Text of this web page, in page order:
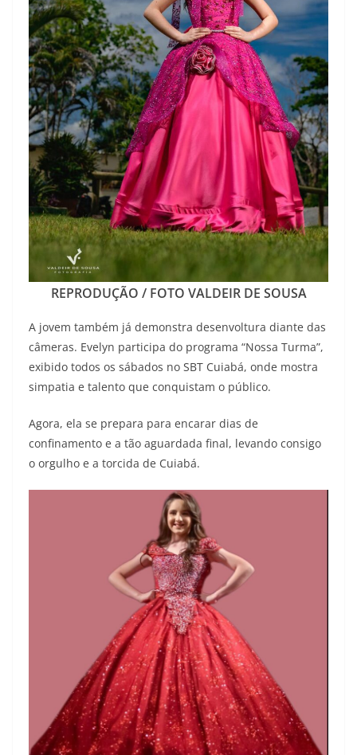
REPRODUÇÃO / FOTO VALDEIR DE SOUSA
A jovem também já demonstra desenvoltura diante das
câmeras. Evelyn participa do programa “Nossa Turma”,
exibido todos os sábados no SBT Cuiabá, onde mostra
simpatia e talento que conquistam o público.
Agora, ela se prepara para encarar dias de
confinamento e a tão aguardada final, levando consigo
o orgulho e a torcida de Cuiabá.